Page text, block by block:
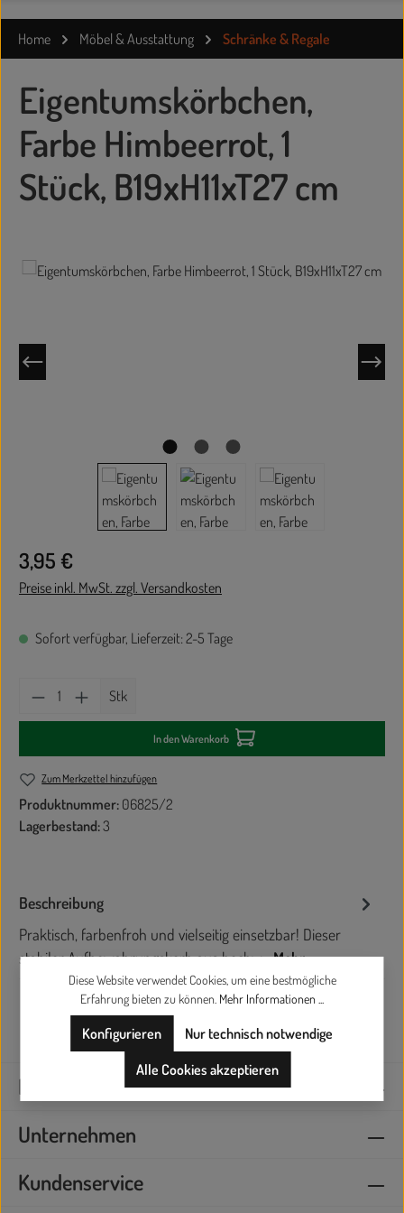
Home Möbel & Ausstattung Schränke & Regale
Eigentumskörbchen,
Farbe Himbeerrot, 1
Stück, B19xH11xT27 cm
Bildergalerie überspringen
Regulärer Preis:
3,95 €
Preise inkl. MwSt. zzgl. Versandkosten
Sofort verfügbar, Lieferzeit: 2-5 Tage
Produkt Anzahl: Gib den gewünschten Wert ein
Stk
In den Warenkorb
Zum Merkzettel hinzufügen
Produktnummer: 06825/2
Lagerbestand:3
Beschreibung
Praktisch, farbenfroh und vielseitig einsetzbar! Dieser
stabiler Aufbewahrungskorb aus hochw…Mehr
Kontaktieren Sie uns
Unternehmen
Kundenservice
Diese Website verwendet Cookies, um eine bestmögliche
Erfahrung bieten zu können. Mehr Informationen ...
Nur technisch notwendige
Konfigurieren
Alle Cookies akzeptieren